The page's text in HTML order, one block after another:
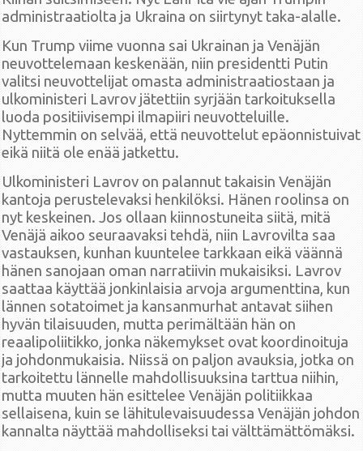
administraatiolta ja Ukraina on siirtynyt taka-alalle.
Kun Trump viime vuonna sai Ukrainan ja Venäjän
neuvottelemaan keskenään, niin presidentti Putin
valitsi neuvottelijat omasta administraatiostaan ja
ulkoministeri Lavrov jätettiin syrjään tarkoituksella
luoda positiivisempi ilmapiiri neuvotteluille.
Nyttemmin on selvää, että neuvottelut epäonnistuivat
eikä niitä ole enää jatkettu.
Ulkoministeri Lavrov on palannut takaisin Venäjän
kantoja perustelevaksi henkilöksi. Hänen roolinsa on
nyt keskeinen. Jos ollaan kiinnostuneita siitä, mitä
Venäjä aikoo seuraavaksi tehdä, niin Lavrovilta saa
vastauksen, kunhan kuuntelee tarkkaan eikä väännä
hänen sanojaan oman narratiivin mukaisiksi. Lavrov
saattaa käyttää jonkinlaisia arvoja argumenttina, kun
lännen sotatoimet ja kansanmurhat antavat siihen
hyvän tilaisuuden, mutta perimältään hän on
reaalipoliitikko, jonka näkemykset ovat koordinoituja
ja johdonmukaisia. Niissä on paljon avauksia, jotka on
tarkoitettu lännelle mahdollisuuksina tarttua niihin,
mutta muuten hän esittelee Venäjän politiikkaa
sellaisena, kuin se lähitulevaisuudessa Venäjän johdon
kannalta näyttää mahdolliseksi tai välttämättömäksi.